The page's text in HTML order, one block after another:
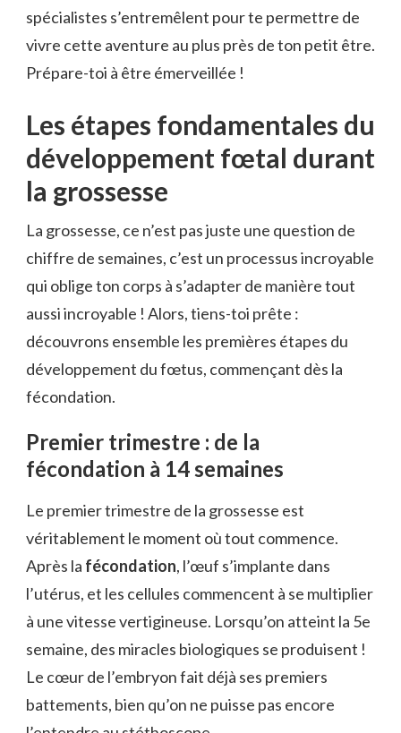
spécialistes s’entremêlent pour te permettre de
vivre cette aventure au plus près de ton petit être.
Prépare-toi à être émerveillée !
Les étapes fondamentales du
développement fœtal durant
la grossesse
La grossesse, ce n’est pas juste une question de
chiffre de semaines, c’est un processus incroyable
qui oblige ton corps à s’adapter de manière tout
aussi incroyable ! Alors, tiens-toi prête :
découvrons ensemble les premières étapes du
développement du fœtus, commençant dès la
fécondation.
Premier trimestre : de la
fécondation à 14 semaines
Le premier trimestre de la grossesse est
véritablement le moment où tout commence.
Après la fécondation, l’œuf s’implante dans
l’utérus, et les cellules commencent à se multiplier
à une vitesse vertigineuse. Lorsqu’on atteint la 5e
semaine, des miracles biologiques se produisent !
Le cœur de l’embryon fait déjà ses premiers
battements, bien qu’on ne puisse pas encore